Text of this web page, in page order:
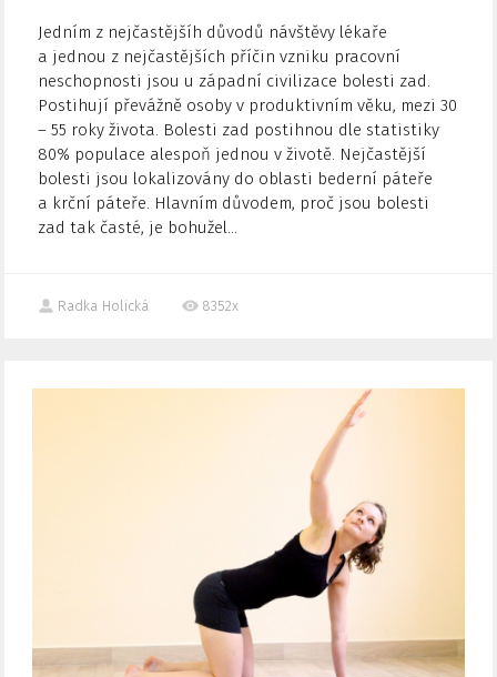
Jedním z nejčastějšíh důvodů návštěvy lékaře
a jednou z nejčastějších příčin vzniku pracovní
neschopnosti jsou u západní civilizace bolesti zad.
Postihují převážně osoby v produktivním věku, mezi 30
– 55 roky života. Bolesti zad postihnou dle statistiky
80% populace alespoň jednou v životě. Nejčastější
bolesti jsou lokalizovány do oblasti bederní páteře
a krční páteře. Hlavním důvodem, proč jsou bolesti
zad tak časté, je bohužel...
Radka Holická 8352x